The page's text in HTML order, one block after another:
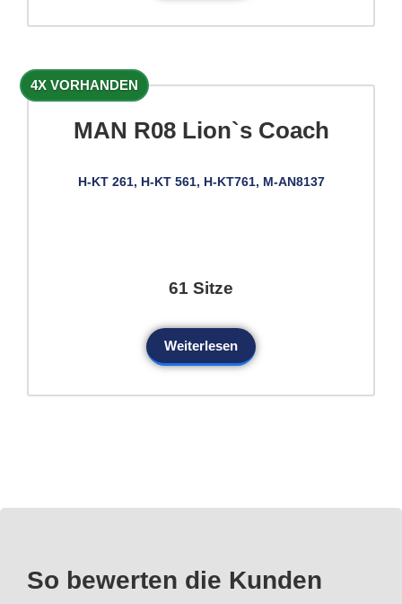
4X VORHANDEN
MAN R08 Lion`s Coach
H-KT 261, H-KT 561, H-KT761, M-AN8137
61 Sitze
Weiterlesen
So bewerten die Kunden